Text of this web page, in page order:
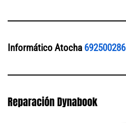
Informático Atocha 692500286
Reparación Dynabook